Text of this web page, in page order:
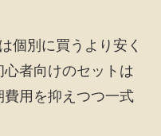
個別に買うより安く
者向けのセットは
用を抑えつつ一式